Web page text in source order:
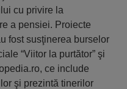
cu privire la
a pensiei. Proiecte
fost susţinerea burselor
“Viitor la purtător” şi
ce include
şi prezintă tinerilor